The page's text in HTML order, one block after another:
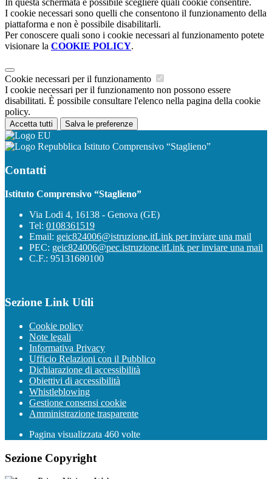
In questa schermata è possibile scegliere quali cookie consentire.
I cookie necessari sono quelli che consentono il funzionamento della
piattaforma e non è possibile disabilitarli.
Per conoscere quali sono i cookie necessari al funzionamento potete
visionare la COOKIE POLICY.
Cookie necessari per il funzionamento
I cookie necessari per il funzionamento non possono essere
disabilitati. È possibile consultare l'elenco nella pagina della cookie
policy.
Accetta tutti Salva le preferenze
Istituto Comprensivo “Staglieno”
Contatti
Istituto Comprensivo “Staglieno”
Via Lodi 4, 16138 - Genova (GE)
Tel: 0108361519
Email: geic824006@istruzione.itLink per inviare una mail
PEC: geic824006@pec.istruzione.itLink per inviare una mail
C.F.: 95131680100
Sezione Link Utili
Cookie policy
Note legali
Informativa Privacy
Ufficio Relazioni con il Pubblico
Dichiarazione di accessibilità
Obiettivi di accessibilità
Whistleblowing
Gestione consensi cookie
Amministrazione trasparente
Pagina visualizzata 460 volte
Sezione Copyright